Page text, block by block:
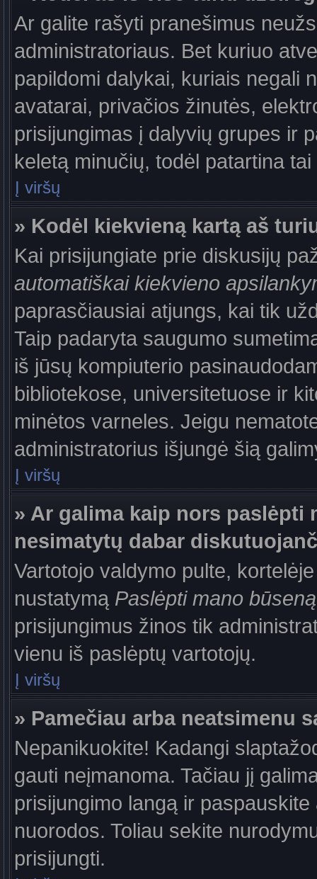
Ar galite rašyti pranešimus
administratoriaus. Bet kuriuo
papildomi dalykai, kuriais negali
avatarai, privačios žinutės,
prisijungimas į dalyvių grupes ir
keletą minučių, todėl patartina
Į viršų
» Kodėl kiekvieną kartą aš
Kai prisijungiate prie diskusijų
automatiškai kiekvieno
paprasčiausiai atjungs, kai tik
Taip padaryta saugumo
iš jūsų kompiuterio
bibliotekose, universitetuose ir
minėtos varneles. Jeigu
administratorius išjungė šią
Į viršų
» Ar galima kaip nors paslėpti
nesimatytų dabar
Vartotojo valdymo pulte,
nustatymą Paslėpti mano būseną
prisijungimus žinos tik
vienu iš paslėptų vartotojų.
Į viršų
» Pamečiau arba neatsimenu
Nepanikuokite! Kadangi
gauti neįmanoma. Tačiau jį
prisijungimo langą ir
nuorodos. Toliau sekite
prisijungti.